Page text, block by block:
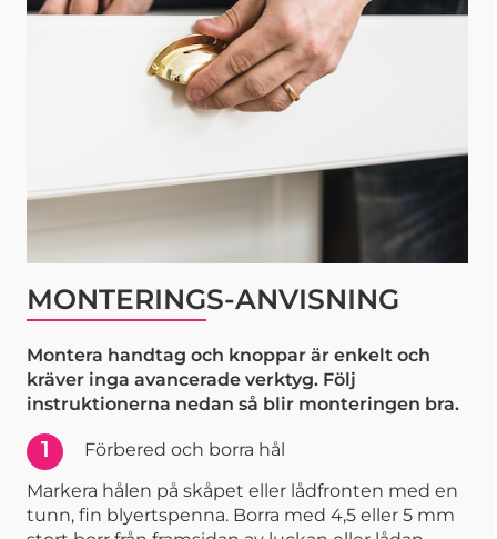
MONTERINGS-ANVISNING
Montera handtag och knoppar är enkelt och
kräver inga avancerade verktyg. Följ
instruktionerna nedan så blir monteringen bra.
1
Förbered och borra hål
Markera hålen på skåpet eller lådfronten med en
tunn, fin blyertspenna. Borra med 4,5 eller 5 mm